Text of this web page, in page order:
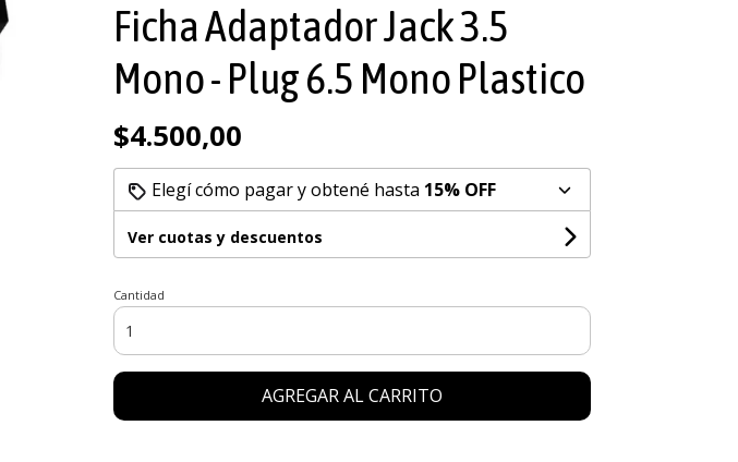
Ficha Adaptador Jack 3.5
Mono - Plug 6.5 Mono Plastico
$4.500,00
Elegí cómo pagar y obtené hasta 15% OFF
Ver cuotas y descuentos
Cantidad
AGREGAR AL CARRITO